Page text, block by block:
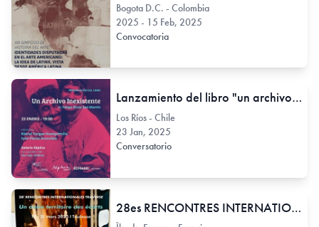
Bogota D.C. - Colombia
2025 - 15 Feb, 2025
Convocatoria
Lanzamiento del libro "un archivo inexistente" de Felipe Rivas San Martín
Los Ríos - Chile
23 Jan, 2025
Conversatorio
28es RENCONTRES INTERNATIONALES TRAVERSE